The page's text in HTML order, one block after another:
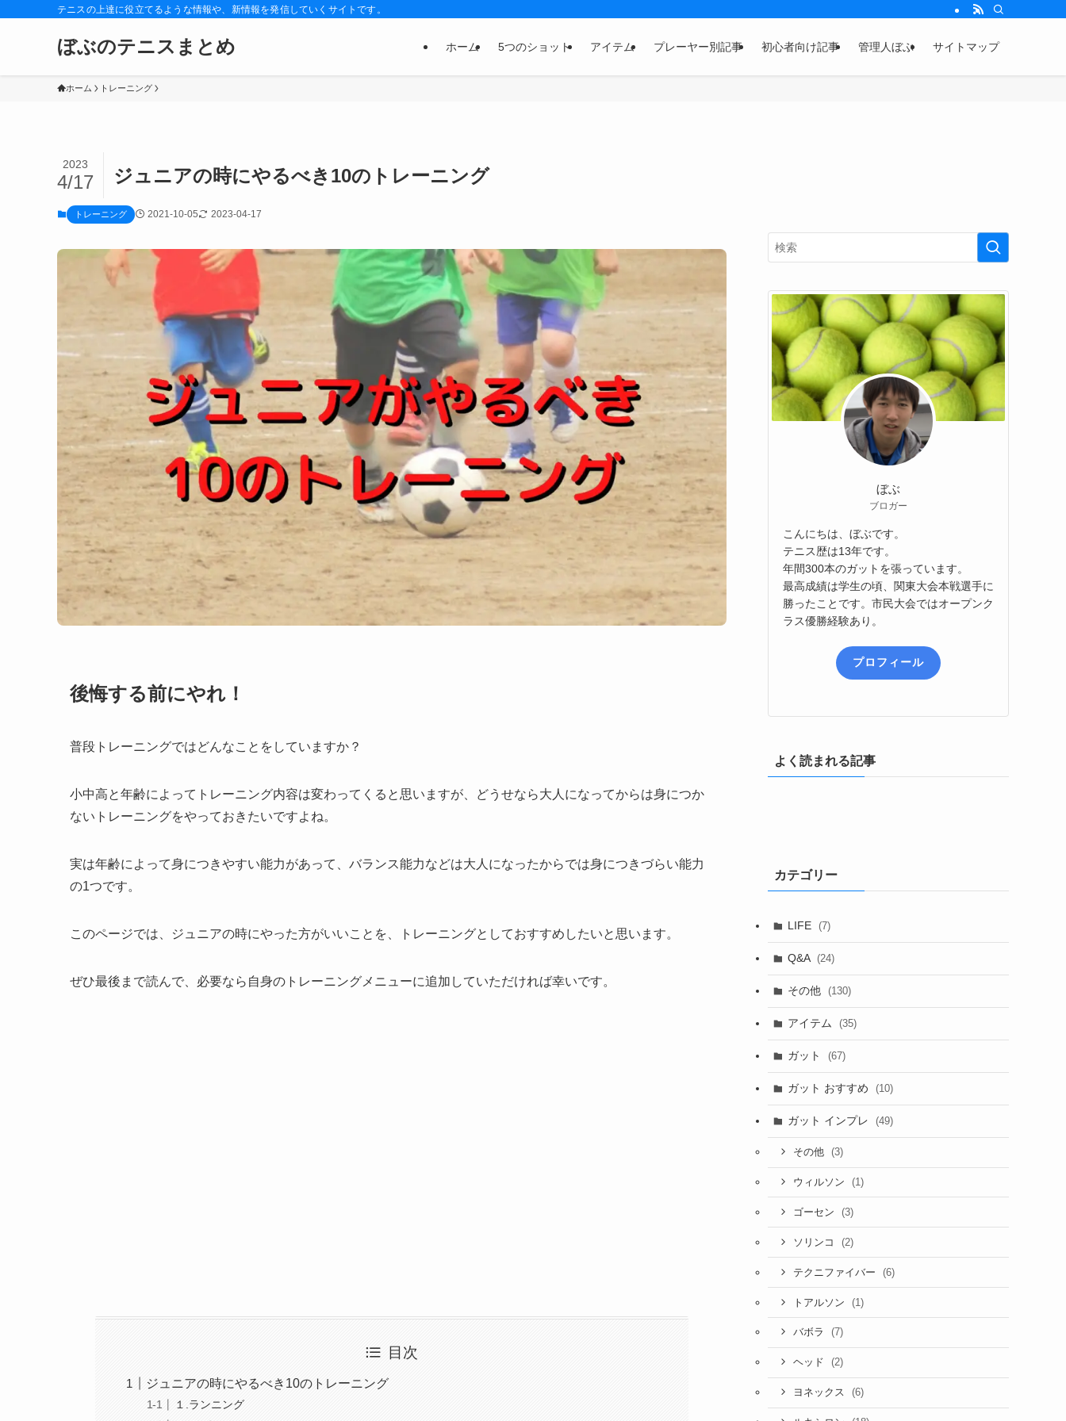
テニスの上達に役立てるような情報や、新情報を発信していくサイトです。
ぼぶのテニスまとめ ホーム 5つのショット アイテム プレーヤー別記事 初心者向け記事 管理人ぼぶ サイトマップ
ホーム トレーニング
ジュニアの時にやるべき10のトレーニング
2023
4/17
トレーニング 2021-10-05 2023-04-17
後悔する前にやれ！
普段トレーニングではどんなことをしていますか？
小中高と年齢によってトレーニング内容は変わってくると思いますが、どうせなら大人になってからは身につか
ないトレーニングをやっておきたいですよね。
実は年齢によって身につきやすい能力があって、バランス能力などは大人になったからでは身につきづらい能力
の1つです。
このページでは、ジュニアの時にやった方がいいことを、トレーニングとしておすすめしたいと思います。
ぜひ最後まで読んで、必要なら自身のトレーニングメニューに追加していただければ幸いです。
目次
ジュニアの時にやるべき10のトレーニング
１.ランニング
ぼぶ
ブロガー
こんにちは、ぼぶです。
テニス歴は13年です。
年間300本のガットを張っています。
最高成績は学生の頃、関東大会本戦選手に
勝ったことです。市民大会ではオープンク
ラス優勝経験あり。
プロフィール
よく読まれる記事
カテゴリー
LIFE (7)
Q&A (24)
その他 (130)
アイテム (35)
ガット (67)
ガット おすすめ (10)
ガット インプレ (49)
その他 (3)
ウィルソン (1)
ゴーセン (3)
ソリンコ (2)
テクニファイバー (6)
トアルソン (1)
バボラ (7)
ヘッド (2)
ヨネックス (6)